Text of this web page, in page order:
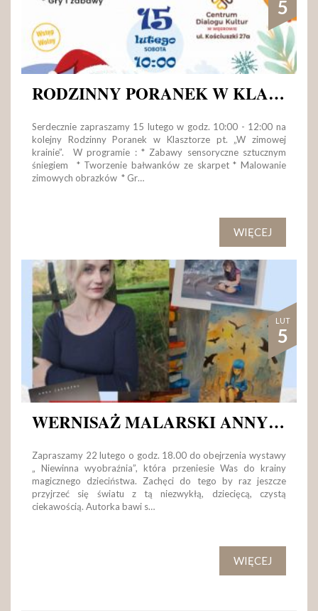
5
RODZINNY PORANEK W KLASZTORZE
Serdecznie zapraszamy 15 lutego w godz. 10:00 - 12:00 na
kolejny Rodzinny Poranek w Klasztorze pt. „W zimowej
krainie”. W programie : * Zabawy sensoryczne sztucznym
śniegiem * Tworzenie bałwanków ze skarpet * Malowanie
zimowych obrazków * Gr…
WIĘCEJ
LUT
5
WERNISAŻ MALARSKI ANNY ZADROŻNEJ
Zapraszamy 22 lutego o godz. 18.00 do obejrzenia wystawy
„ Niewinna wyobraźnia”, która przeniesie Was do krainy
magicznego dzieciństwa. Zachęci do tego by raz jeszcze
przyjrzeć się światu z tą niezwykłą, dziecięcą, czystą
ciekawością. Autorka bawi s…
WIĘCEJ